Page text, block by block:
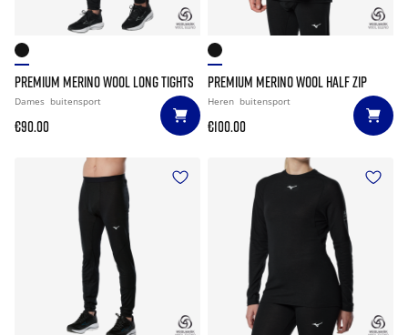
PREMIUM MERINO WOOL LONG TIGHTS
Dames buitensport
€90.00
PREMIUM MERINO WOOL HALF ZIP
Heren buitensport
€100.00